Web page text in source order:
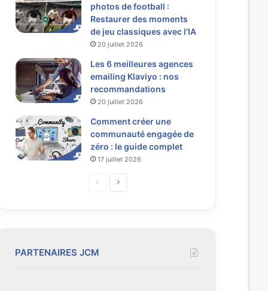
photos de football :
Restaurer des moments
de jeu classiques avec l’IA
20 juillet 2026
Les 6 meilleures agences
emailing Klaviyo : nos
recommandations
20 juillet 2026
Comment créer une
communauté engagée de
zéro : le guide complet
17 juillet 2026
P
PARTENAIRES JCM